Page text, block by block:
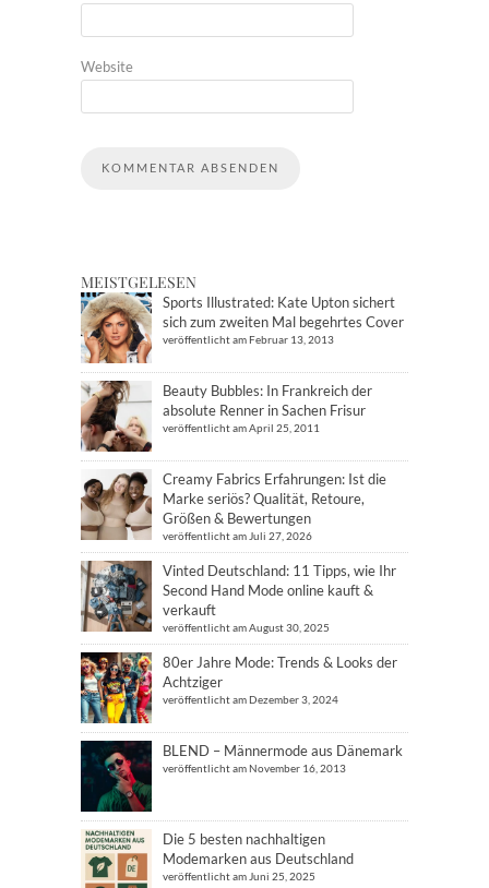
Website
MEISTGELESEN
Sports Illustrated: Kate Upton sichert
sich zum zweiten Mal begehrtes Cover
veröffentlicht am Februar 13, 2013
Beauty Bubbles: In Frankreich der
absolute Renner in Sachen Frisur
veröffentlicht am April 25, 2011
Creamy Fabrics Erfahrungen: Ist die
Marke seriös? Qualität, Retoure,
Größen & Bewertungen
veröffentlicht am Juli 27, 2026
Vinted Deutschland: 11 Tipps, wie Ihr
Second Hand Mode online kauft &
verkauft
veröffentlicht am August 30, 2025
80er Jahre Mode: Trends & Looks der
Achtziger
veröffentlicht am Dezember 3, 2024
BLEND – Männermode aus Dänemark
veröffentlicht am November 16, 2013
Die 5 besten nachhaltigen
Modemarken aus Deutschland
veröffentlicht am Juni 25, 2025